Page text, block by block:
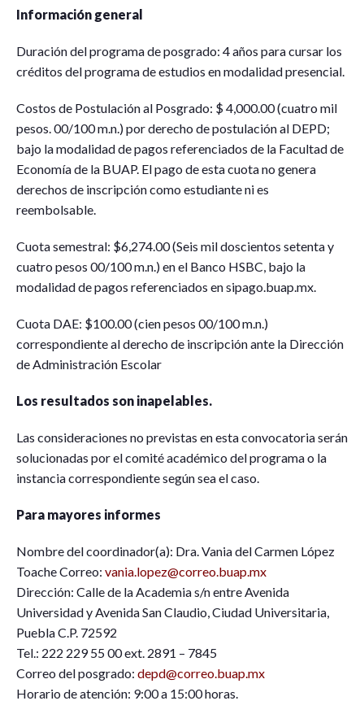
Información general
Duración del programa de posgrado: 4 años para cursar los
créditos del programa de estudios en modalidad presencial.
Costos de Postulación al Posgrado: $ 4,000.00 (cuatro mil
pesos. 00/100 m.n.) por derecho de postulación al DEPD;
bajo la modalidad de pagos referenciados de la Facultad de
Economía de la BUAP. El pago de esta cuota no genera
derechos de inscripción como estudiante ni es
reembolsable.
Cuota semestral: $6,274.00 (Seis mil doscientos setenta y
cuatro pesos 00/100 m.n.) en el Banco HSBC, bajo la
modalidad de pagos referenciados en sipago.buap.mx.
Cuota DAE: $100.00 (cien pesos 00/100 m.n.)
correspondiente al derecho de inscripción ante la Dirección
de Administración Escolar
Los resultados son inapelables.
Las consideraciones no previstas en esta convocatoria serán
solucionadas por el comité académico del programa o la
instancia correspondiente según sea el caso.
Para mayores informes
Nombre del coordinador(a): Dra. Vania del Carmen López
Toache Correo: vania.lopez@correo.buap.mx
Dirección: Calle de la Academia s/n entre Avenida
Universidad y Avenida San Claudio, Ciudad Universitaria,
Puebla C.P. 72592
Tel.: 222 229 55 00 ext. 2891 – 7845
Correo del posgrado: depd@correo.buap.mx
Horario de atención: 9:00 a 15:00 horas.